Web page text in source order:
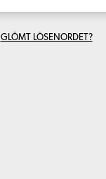
GLÖMT LÖSENORDET?